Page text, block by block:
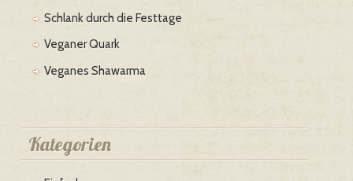
Schlank durch die Festtage
Veganer Quark
Veganes Shawarma
Kategorien